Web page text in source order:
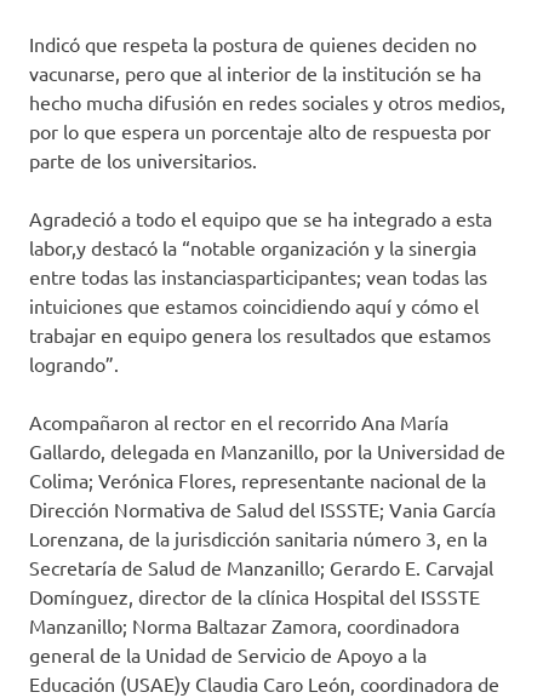
Indicó que respeta la postura de quienes deciden no
vacunarse, pero que al interior de la institución se ha
hecho mucha difusión en redes sociales y otros medios,
por lo que espera un porcentaje alto de respuesta por
parte de los universitarios.
Agradeció a todo el equipo que se ha integrado a esta
labor,y destacó la “notable organización y la sinergia
entre todas las instanciasparticipantes; vean todas las
intuiciones que estamos coincidiendo aquí y cómo el
trabajar en equipo genera los resultados que estamos
logrando”.
Acompañaron al rector en el recorrido Ana María
Gallardo, delegada en Manzanillo, por la Universidad de
Colima; Verónica Flores, representante nacional de la
Dirección Normativa de Salud del ISSSTE; Vania García
Lorenzana, de la jurisdicción sanitaria número 3, en la
Secretaría de Salud de Manzanillo; Gerardo E. Carvajal
Domínguez, director de la clínica Hospital del ISSSTE
Manzanillo; Norma Baltazar Zamora, coordinadora
general de la Unidad de Servicio de Apoyo a la
Educación (USAE)y Claudia Caro León, coordinadora de